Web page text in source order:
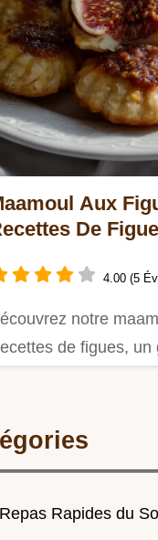
Aux
De
4.00 (5
notre
de figues, un
Repas Rapides du